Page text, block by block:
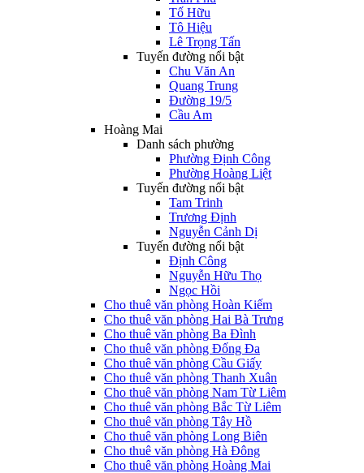
Tố Hữu
Tô Hiệu
Lê Trọng Tấn
Tuyến đường nổi bật
Chu Văn An
Quang Trung
Đường 19/5
Cầu Am
Hoàng Mai
Danh sách phường
Phường Định Công
Phường Hoàng Liệt
Tuyến đường nổi bật
Tam Trinh
Trương Định
Nguyễn Cảnh Dị
Tuyến đường nổi bật
Định Công
Nguyễn Hữu Thọ
Ngọc Hồi
Cho thuê văn phòng Hoàn Kiếm
Cho thuê văn phòng Hai Bà Trưng
Cho thuê văn phòng Ba Đình
Cho thuê văn phòng Đống Đa
Cho thuê văn phòng Cầu Giấy
Cho thuê văn phòng Thanh Xuân
Cho thuê văn phòng Nam Từ Liêm
Cho thuê văn phòng Bắc Từ Liêm
Cho thuê văn phòng Tây Hồ
Cho thuê văn phòng Long Biên
Cho thuê văn phòng Hà Đông
Cho thuê văn phòng Hoàng Mai